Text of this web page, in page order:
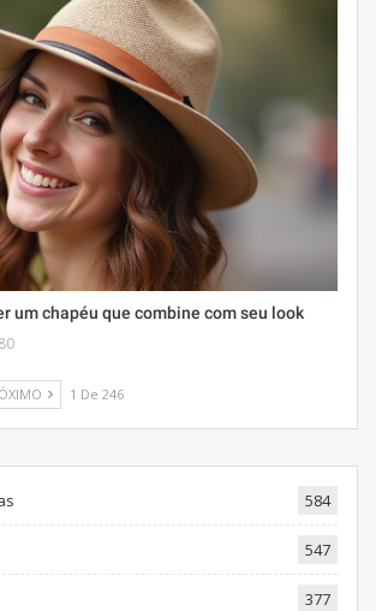
um chapéu que combine com seu look
80
1 De 246
584
547
377